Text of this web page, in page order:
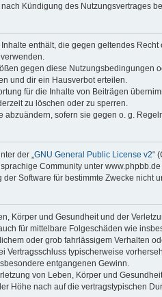
Kündigung des Nutzungsvertrages
enthält, die gegen geltendes
gegen diese
und dir ein Hausverbot erteilen.
für die Inhalte von Beiträgen
zu löschen oder zu sperren.
abzuändern, sofern sie gegen o. g.
der „ GNU General Public License v2“
Community unter
Software für bestimmte Zwecke nicht
Körper und Gesundheit und der
für mittelbare Folgeschäden wie
oder grob fahrlässigem Verhalten
Vertragsschluss typischerweise
entgangenen Gewinn.
von Leben, Körper und
Höhe nach auf die vertragstypischen